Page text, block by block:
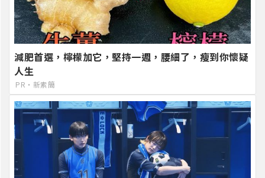
減肥首選，檸檬加它，堅持一週，腰細了，瘦到你懷疑
人生
PR・新素簡